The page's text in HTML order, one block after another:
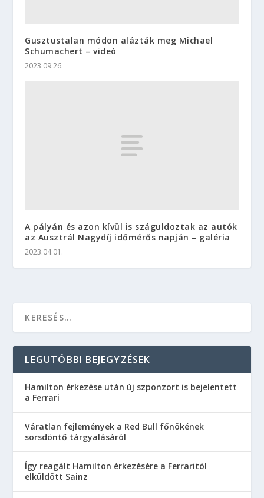
Gusztustalan módon alázták meg Michael
Schumachert – videó
2023.09.26.
A pályán és azon kívül is száguldoztak az autók
az Ausztrál Nagydíj időmérős napján – galéria
2023.04.01.
LEGUTÓBBI BEJEGYZÉSEK
Hamilton érkezése után új szponzort is bejelentett
a Ferrari
Váratlan fejlemények a Red Bull főnökének
sorsdöntő tárgyalásáról
Így reagált Hamilton érkezésére a Ferraritól
elküldött Sainz